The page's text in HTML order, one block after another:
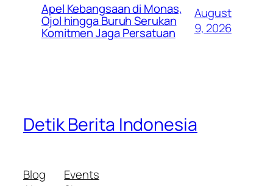
Apel Kebangsaan di Monas,
Ojol hingga Buruh Serukan
Komitmen Jaga Persatuan
August
9, 2026
Detik Berita Indonesia
Blog
Events